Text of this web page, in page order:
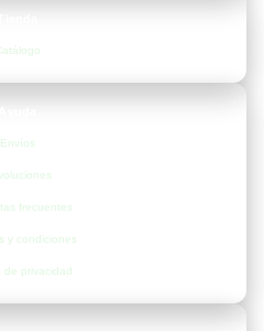
Envíos
frecuentes
y condiciones
de privacidad